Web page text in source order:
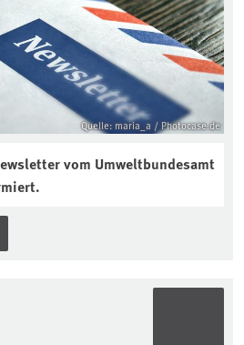
Quelle: maria_a / Photocase.de
vom Umweltbundesamt